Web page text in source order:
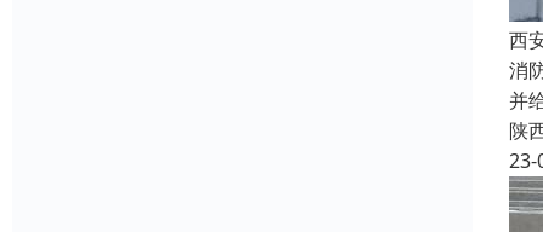
西
消
并
陕
23-